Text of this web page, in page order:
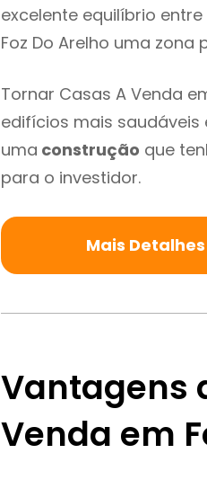
excelente equilíbrio
Foz Do Arelho uma zona
Tornar Casas A Venda
edifícios mais
uma construção que
para o investidor.
Mais
Vantagens
Venda em